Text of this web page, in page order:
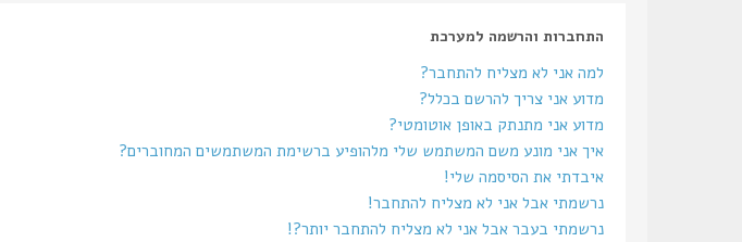
התחברות והרשמה למערכת
למה אני לא מצליח להתחבר?
מדוע אני צריך להרשם בכלל?
מדוע אני מתנתק באופן אוטומטי?
איך אני מונע משם המשתמש שלי מלהופיע ברשימת המשתמשים המחוברים?
איבדתי את הסיסמה שלי!
נרשמתי אבל אני לא מצליח להתחבר!
נרשמתי בעבר אבל אני לא מצליח להתחבר יותר?!